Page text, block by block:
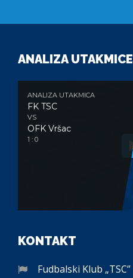
ANALIZA UTAKMICE
ANALIZA UTAKMICA
FK TSC
VS
OFK Vršac
1 : 0
KONTAKT
Fudbalski Klub „TSC”